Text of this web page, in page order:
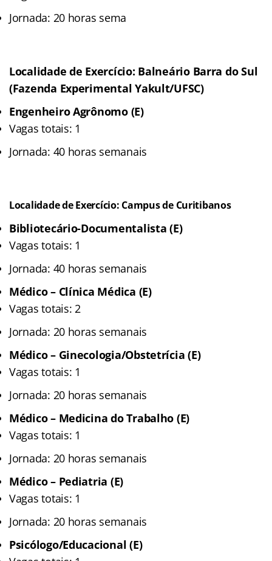
Jornada: 20 horas sema
Localidade de Exercício: Balneário Barra do Sul
(Fazenda Experimental Yakult/UFSC)
Engenheiro Agrônomo (E)
Vagas totais: 1
Jornada: 40 horas semanais
Localidade de Exercício: Campus de Curitibanos
Bibliotecário-Documentalista (E)
Vagas totais: 1
Jornada: 40 horas semanais
Médico – Clínica Médica (E)
Vagas totais: 2
Jornada: 20 horas semanais
Médico – Ginecologia/Obstetrícia (E)
Vagas totais: 1
Jornada: 20 horas semanais
Médico – Medicina do Trabalho (E)
Vagas totais: 1
Jornada: 20 horas semanais
Médico – Pediatria (E)
Vagas totais: 1
Jornada: 20 horas semanais
Psicólogo/Educacional (E)